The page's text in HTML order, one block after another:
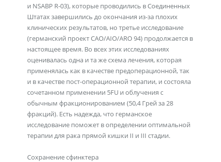
и NSABP R-03), которые проводились в Соединенных
Штатах завершились до окончания из-за плохих
клинических результатов, но третье исследование
(германский проект CAO/AIO/ARO 94) продолжается в
настоящее время. Во всех этих исследованиях
оценивалась одна и та же схема лечения, которая
применялась как в качестве предоперационной, так
и в качестве пост-операционной терапии, и состояла
сочетанном применении 5FU и облучения с
обычным фракционированием (50,4 Грей за 28
фракций). Есть надежда, что германское
исследование поможет в определении оптимальной
терапии для рака прямой кишки II и III стадии.
Сохранение сфинктера